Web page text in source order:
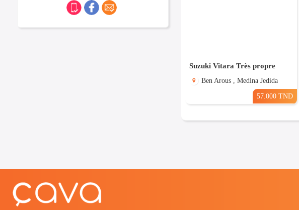
Suzuki Vitara Très propre
Ben Arous , Medina Jedida
57.000 TND